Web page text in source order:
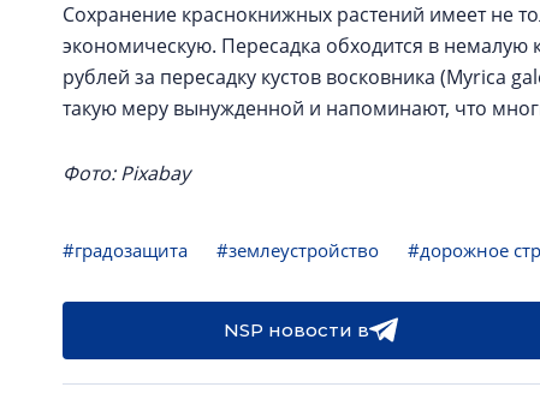
Сохранение краснокнижных растений имеет не
экономическую. Пересадка обходится в немалую
рублей за пересадку кустов восковника (Myrica
такую меру вынужденной и напоминают, что
Фото: Pixabay
#градозащита #землеустройство #дорожное
NSP новости в